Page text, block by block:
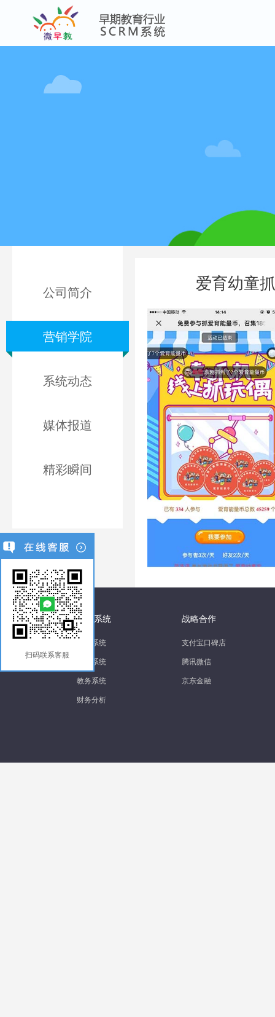
扫码联系客服
公司简介
营销学院
系统动态
媒体报道
精彩瞬间
爱育幼童
四大系统
营销系统
销售系统
教务系统
财务分析
战略合作
支付宝口碑店
腾讯微信
京东金融